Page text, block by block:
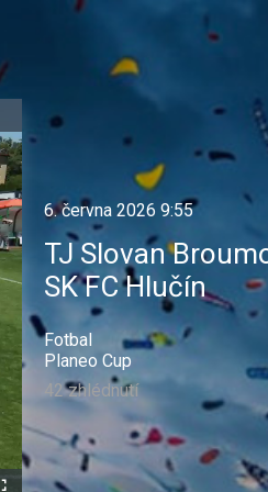
6. června 2026 9:55
TJ Slovan
SK FC Hlučín
Fotbal
Planeo Cup
42 zhlédnutí